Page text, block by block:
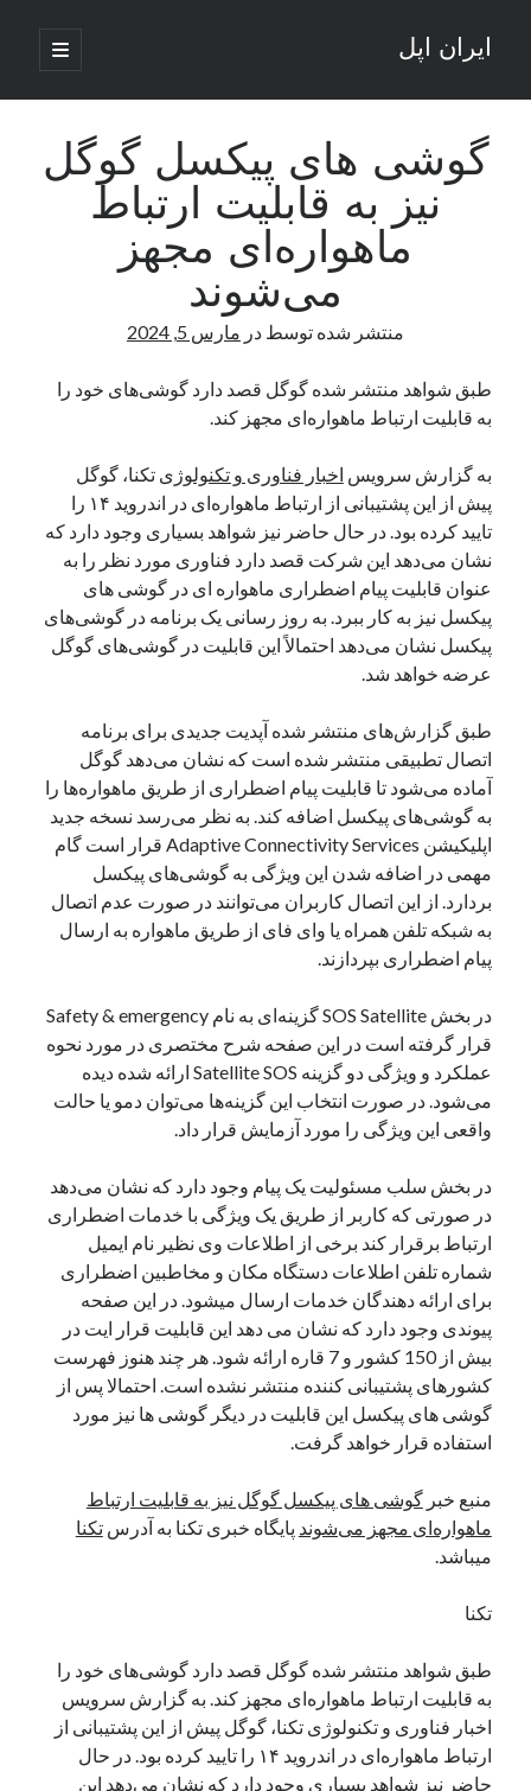
ایران اپل
باز
کردن
اصلی
نوار
کناری
جستجو
نوشته‌های تازه
راه‌های اتصال موبایل و کامپیوتر به یکدیگر: تجربه‌ای یکپارچه و کاربردی
انتقاد کاربران از اتمام زودهنگام بسته‌های اینترنت ایرانسل همزمان با شرایط
ادعای نت‌بلاکس: قطعی اینترنت ایران بیش از 120 ساعت ادامه یافت؛ اتصال
قطعی اینترنت در ایران از مرز 48 ساعت گذشت!
گوشی HMD Luma با دوربین 50 مگاپیکسل و نمایشگر 120 هرتز رونمایی شد
آخرین دیدگاه‌ها
یک نویسنده دیدگاه وردپرسدرتعمیرات تخصصی فیس آیدی
بایگانی‌ها
مارس 2026
ژانویه 2026
دسامبر 2025
نوامبر 2025
آگوست 2025
جولای 2025
ژوئن 2025
می 2025
آوریل 2025
مارس 2025
ژانویه 2025
دسامبر 2024
اکتبر 2024
سپتامبر 2024
جولای 2024
ژوئن 2024
می 2024
آوریل 2024
مارس 2024
فوریه 2024
ژانویه 2024
دسامبر 2023
نوامبر 2023
آگوست 2023
جولای 2023
دسامبر 2022
دسته‌ها
دسته‌بندی نشده
گوشی های پیکسل گوگل
نیز به قابلیت ارتباط
ماهواره‌ای مجهز
می‌شوند
منتشر شده توسط در مارس 5, 2024
طبق شواهد منتشر شده گوگل قصد دارد گوشی‌های خود را
به قابلیت ارتباط ماهواره‌ای مجهز کند.
به گزارش سرویس اخبار فناوری و تکنولوژی تکنا، گوگل
پیش از این پشتیبانی از ارتباط ماهواره‌ای در اندروید ۱۴ را
تایید کرده بود. در حال حاضر نیز شواهد بسیاری وجود دارد که
نشان می‌دهد این شرکت قصد دارد فناوری مورد نظر را به
عنوان قابلیت پیام اضطراری ماهواره ای در گوشی های
پیکسل نیز به کار ببرد. به روز رسانی یک برنامه در گوشی‌های
پیکسل نشان می‌دهد احتمالاً این قابلیت در گوشی‌های گوگل
عرضه خواهد شد.
طبق گزارش‌های منتشر شده آپدیت جدیدی برای برنامه
اتصال تطبیقی منتشر شده است که نشان می‌دهد گوگل
آماده می‌شود تا قابلیت پیام اضطراری از طریق ماهواره‌ها را
به گوشی‌های پیکسل اضافه کند. به نظر می‌رسد نسخه جدید
اپلیکیشن Adaptive Connectivity Services قرار است گام
مهمی در اضافه شدن این ویژگی به گوشی‌های پیکسل
بردارد. از این اتصال کاربران می‌توانند در صورت عدم اتصال
به شبکه تلفن همراه یا وای فای از طریق ماهواره به ارسال
پیام اضطراری بپردازند.
در بخش SOS Satellite گزینه‌ای به نام Safety & emergency
قرار گرفته است در این صفحه شرح مختصری در مورد نحوه
عملکرد و ویژگی دو گزینه Satellite SOS ارائه شده دیده
می‌شود. در صورت انتخاب این گزینه‌ها می‌توان دمو یا حالت
واقعی این ویژگی را مورد آزمایش قرار داد.
در بخش سلب مسئولیت یک پیام وجود دارد که نشان می‌دهد
در صورتی که کاربر از طریق یک ویژگی با خدمات اضطراری
ارتباط برقرار کند برخی از اطلاعات وی نظیر نام ایمیل
شماره تلفن اطلاعات دستگاه مکان و مخاطبین اضطراری
برای ارائه دهندگان خدمات ارسال میشود. در این صفحه
پیوندی وجود دارد که نشان می دهد این قابلیت قرار ایت در
بیش از 150 کشور و 7 قاره ارائه شود. هر چند هنوز فهرست
کشورهای پشتیبانی کننده منتشر نشده است. احتمالا پس از
گوشی های پیکسل این قابلیت در دیگر گوشی ها نیز مورد
استفاده قرار خواهد گرفت.
منبع خبرگوشی های پیکسل گوگل نیز به قابلیت ارتباط
ماهواره‌ای مجهز می‌شوند پایگاه خبری تکنا به آدرستکنا
میباشد.
تکنا
طبق شواهد منتشر شده گوگل قصد دارد گوشی‌های خود را
به قابلیت ارتباط ماهواره‌ای مجهز کند. به گزارش سرویس
اخبار فناوری و تکنولوژی تکنا، گوگل پیش از این پشتیبانی از
ارتباط ماهواره‌ای در اندروید ۱۴ را تایید کرده بود. در حال
حاضر نیز شواهد بسیاری وجود دارد که نشان می‌دهد این